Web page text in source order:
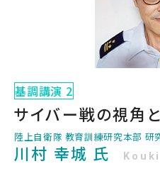
基調講演 2
サイバー戦の視角
陸上自衛隊 教育訓練研究本部 研
川村 幸城 氏